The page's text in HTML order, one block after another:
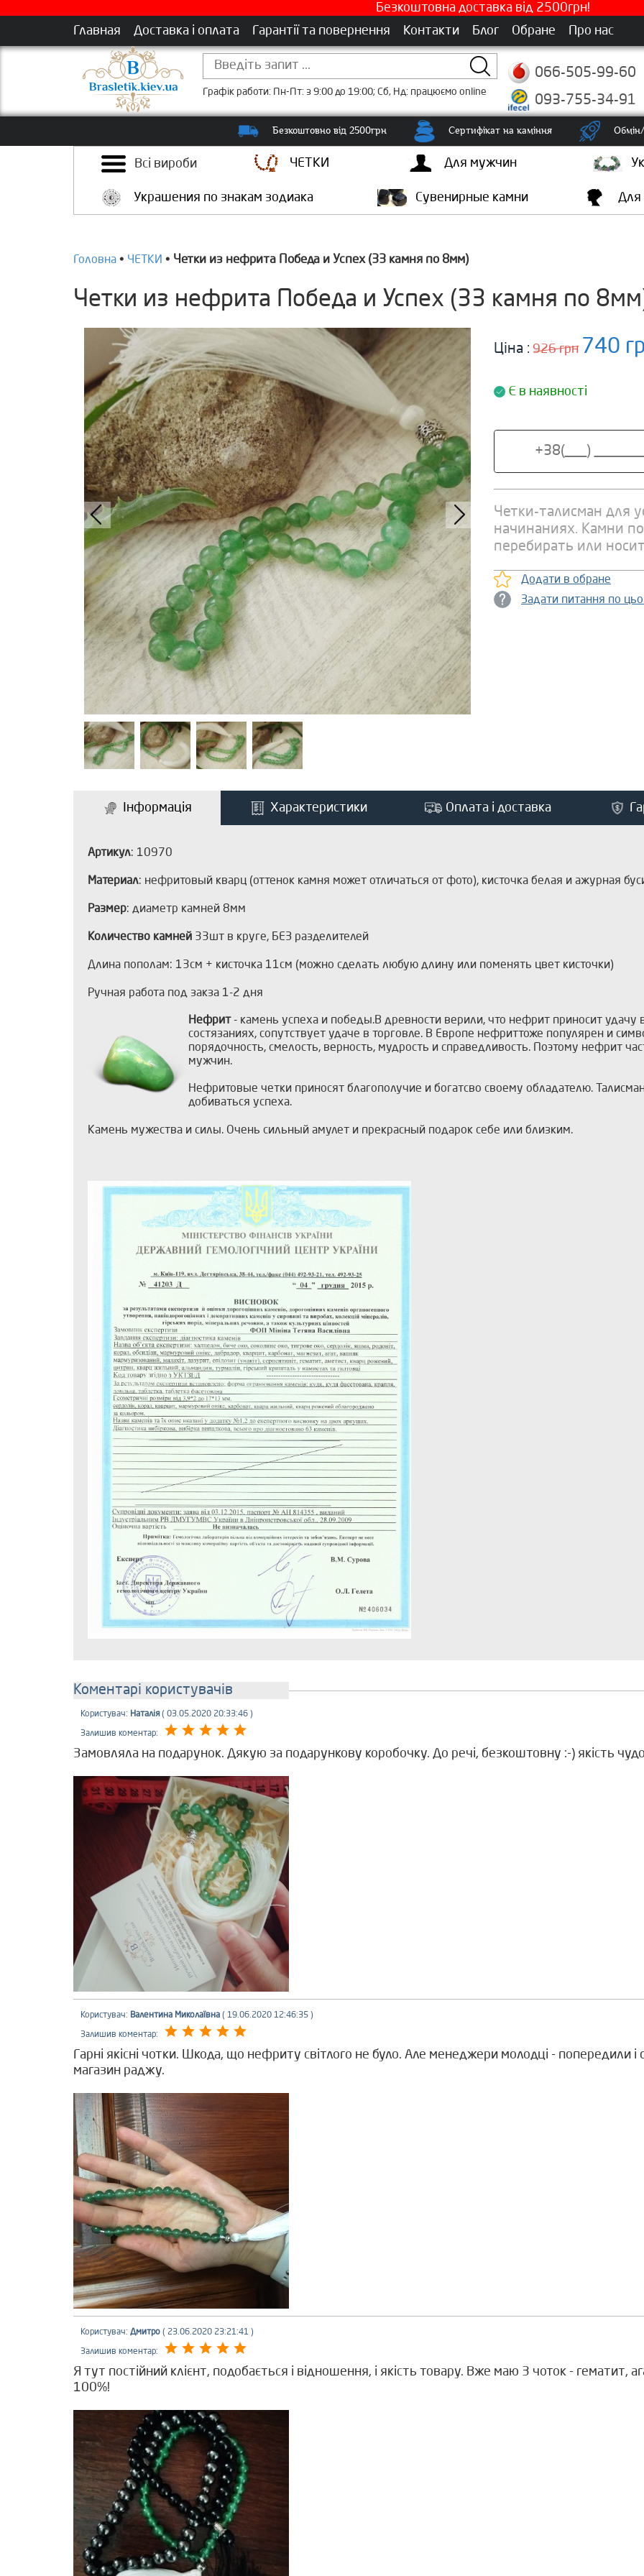
Безкоштовна доставка від 2500грн!
Главная
Доставка і оплата Гарантії та повернення Контакти Блог Обране Про нас
Графік работи: Пн-Пт: з 9:00 до 19:00; Сб, Нд: працюємо online
066-505-99-60
093-755-34-91
Безкоштовно від 2500грн Сертифікат на каміння
Всі вироби ЧЕТКИ Для мужчин
Украшения по знакам зодиака Сувенирные камни
Головна • ЧЕТКИ • Четки из нефрита Победа и Успех (33 камня по 8мм)
Четки из нефрита Победа и Успех (33 камня по
Ціна : 926 грн 740
Є в наявності
Четки-талисман для
начинаниях. Камни
перебирать или
Додати в обране
Задати питання по
Інформація Характеристики Оплата і доставка
Артикул: 10970
Материал: нефритовый кварц (оттенок камня может отличаться от фото), кисточка белая и ажурная
Размер: диаметр камней 8мм
Количество камней 33шт в круге, БЕЗ разделителей
Длина пополам: 13см + кисточка 11см (можно сделать любую длину или поменять цвет кисточки)
Ручная работа под закза 1-2 дня
Нефрит- камень успеха и победы.В древности верили, что нефрит приносит удачу
состязаниях, сопутствует удаче в торговле. В Европе нефриттоже популярен и
порядочность, смелость, верность, мудрость и справедливость. Поэтому нефрит
мужчин.
Нефритовые четки приносят благополучие и богатсво своему обладателю.
добиваться успеха.
Камень мужества и силы. Очень сильный амулет и прекрасный подарок себе или близким.
Коментарі користувачів
Користувач: Наталія ( 03.05.2020 20:33:46 )
Залишив коментар:
Замовляла на подарунок. Дякую за подарункову коробочку. До речі, безкоштовну :-) якість
Користувач: Валентина Миколаївна ( 19.06.2020 12:46:35 )
Залишив коментар:
Гарні якісні чотки. Шкода, що нефриту світлого не було. Але менеджери молодці - попередили
магазин раджу.
Користувач: Дмитро ( 23.06.2020 23:21:41 )
Залишив коментар:
Я тут постійний клієнт, подобається і відношення, і якість товару. Вже маю 3 чоток - гематит,
100%!